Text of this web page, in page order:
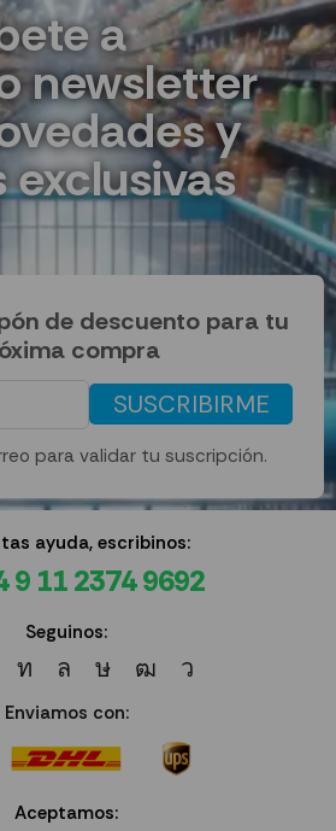
a
newsletter
y
exclusivas
de descuento para tu
compra
SUSCRIBIRME
para validar tu suscripción.
ayuda, escribinos:
9 11 2374 9692
Seguinos:
Enviamos con:
Aceptamos: